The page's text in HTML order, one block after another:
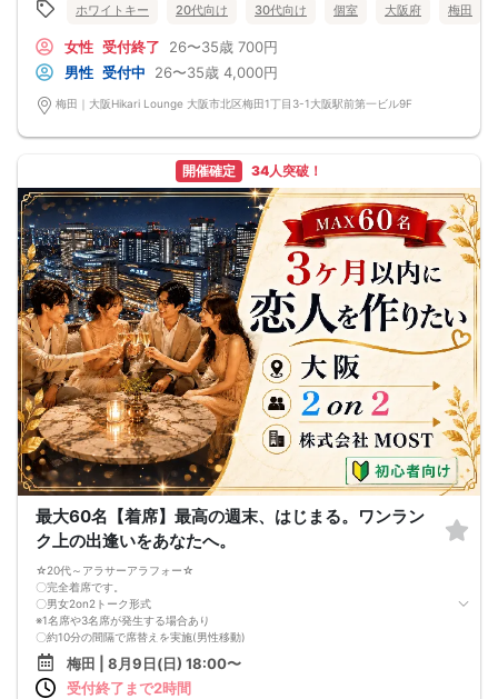
チョコレートケーキ、カヌレ、ドーナツ、バウムクーヘン、チーズタルトなど
アプリの出会いはちょっと疲れた…
でもちゃんと恋したい。将来を見すえた相手と、リアルに話したい。
そんなあなたにぴったりの“ちょうどいい”恋活イベントです！
- マッチングシャッター -男女の間には大振りなカーテンカウントダウンが始ま
■NEW個室シート採用
他人との無駄な接触を極力抑えた座席正面、そして左右には専用パーティション
やカーテンで仕切られた壁空間は男女別、誰にも見られないプライベート感が半
端ない！
■WhiteKey AI Matching
ホワイトキーが生んだ未来のマッチングプログラム・カップルになる確率％を事
前に知らせる相性診断機能・話すべき相手は「AI」が決めてくれる
参加条件：男性は年収350万円以上の社会人限定
ホワイトキー 20代向け 30代向け 個室 大阪府 梅田
女性 受付終了 26〜35歳 700円
男性 受付中 26〜35歳 4,000円
梅田｜大阪Hikari Lounge 大阪市北区梅田1丁目3-1大阪駅前第一ビル9F
開催確定 34人突破！
最大60名【着席】最高の週末、はじまる。ワンラン
ク上の出逢いをあなたへ。
☆20代～アラサーアラフォー☆
〇完全着席です。
〇男女2on2トーク形式
※1名席や3名席が発生する場合あり
〇約10分の間隔で席替えを実施(男性移動)
〇スタッフがしっかり席替えします
〇お酒含むドリンク飲み放題
〇おひとり様同士で同席いただきます
梅田 | 8月9日(日) 18:00〜
受付終了まで2時間